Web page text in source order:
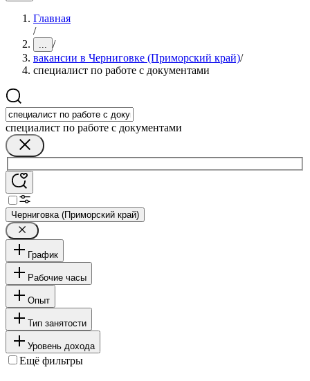
Главная
/
... /
вакансии в Черниговке (Приморский край)/
специалист по работе с документами
специалист по работе с документами
Черниговка (Приморский край)
График
Рабочие часы
Опыт
Тип занятости
Уровень дохода
Ещё фильтры